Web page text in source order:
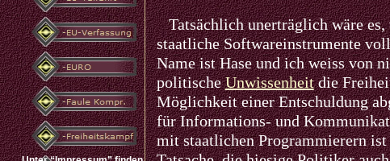
Tatsächlich unerträglich wäre es,
staatliche Softwareinstrumente
Name ist Hase und ich weiss von
politischeUnwissenheitdie
Möglichkeit einer Entschuldung
für Informations- und
mit staatlichen Programmierern